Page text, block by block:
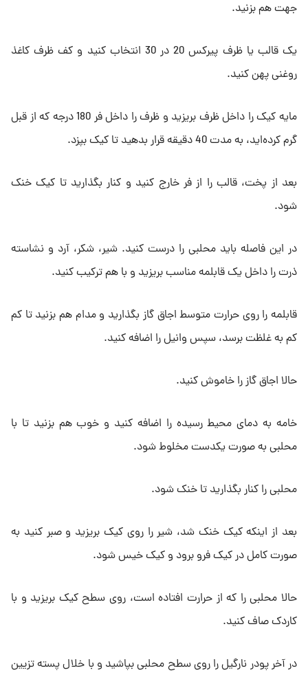
جهت هم بزنید.
یک قالب یا ظرف پیرکس 20 در 30 انتخاب کنید و کف ظرف کاغذ
روغنی پهن کنید.
مایه کیک را داخل ظرف بریزید و ظرف را داخل فر 180 درجه که از قبل
گرم کرده‌اید، به مدت 40 دقیقه قرار بدهید تا کیک بپزد.
بعد از پخت، قالب را از فر خارج کنید و کنار بگذارید تا کیک خنک
شود.
در این فاصله باید محلبی را درست کنید. شیر، شکر، آرد و نشاسته
ذرت را داخل یک قابلمه مناسب بریزید و با هم ترکیب کنید.
قابلمه را روی حرارت متوسط اجاق گاز بگذارید و مدام هم بزنید تا کم
کم به غلظت برسد، سپس وانیل را اضافه کنید.
حالا اجاق گاز را خاموش کنید.
خامه به دمای محیط رسیده را اضافه کنید و خوب هم بزنید تا با
محلبی به صورت یکدست مخلوط شود.
محلبی را کنار بگذارید تا خنک شود.
بعد از اینکه کیک خنک شد، شیر را روی کیک بریزید و صبر کنید به
صورت کامل در کیک فرو برود و کیک خیس شود.
حالا محلبی را که از حرارت افتاده است، روی سطح کیک بریزید و با
کاردک صاف کنید.
در آخر پودر نارگیل را روی سطح محلبی بپاشید و با خلال پسته تزیین